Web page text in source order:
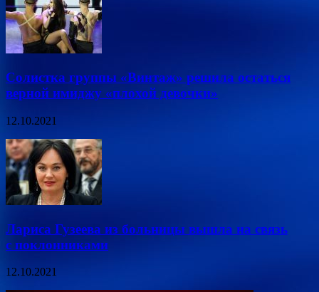
Солистка группы «Винтаж» решила остаться
верной имиджу «плохой девочки»
12.10.2021
Лариса Гузеева из больницы вышла на связь
с поклонниками
12.10.2021